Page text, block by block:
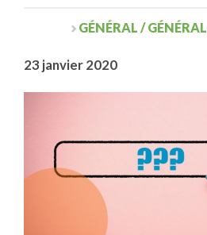
GÉNÉRAL / GÉNÉRAL
23 janvier 2020